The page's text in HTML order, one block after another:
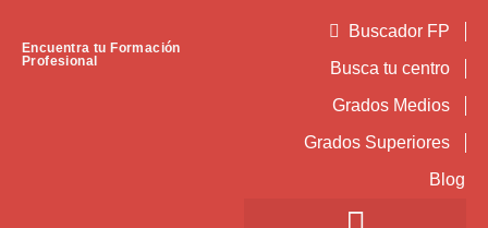
Encuentra tu Formación
Profesional
Buscador FP
Busca tu centro
Grados Medios
Grados Superiores
Blog